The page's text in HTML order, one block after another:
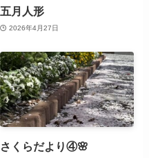
五月人形
2026年4月27日
さくらだより④🌸